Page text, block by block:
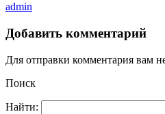
admin
Добавить комментарий
Для отправки комментария вам
Поиск
Найти: